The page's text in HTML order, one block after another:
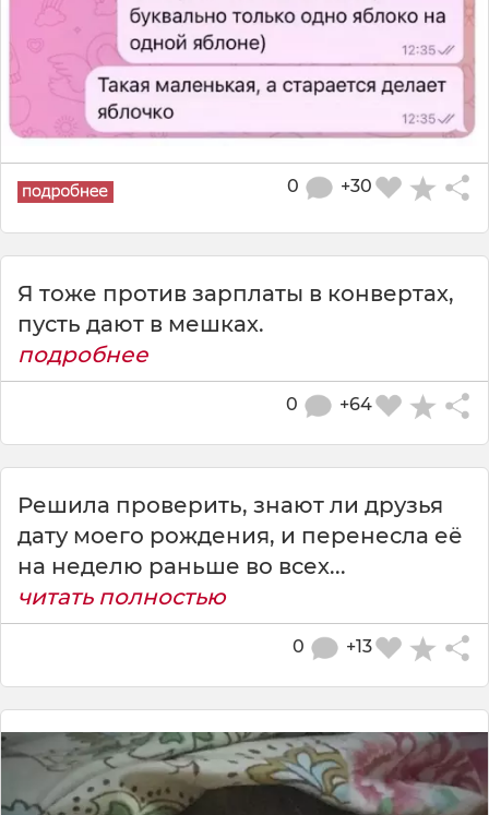
+30
0
Я тоже против зарплаты в конвертах,
пусть дают в мешках.
подробнее
+64
0
Решила проверить, знают ли друзья
дату моего рождения, и перенесла её
на неделю раньше во всех...
читать полностью
+13
0